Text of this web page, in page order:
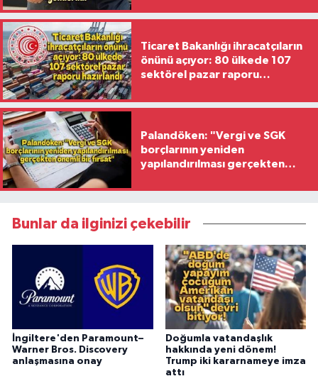
Ticaret Bakanlığı ihracatçıların
önünü açıyor: 80 ülkede 107
sektörel pazar raporu
Palandöken: "Vergi ve SGK
borçlarının yeniden
yapılandırılması gerçekten
Bunlar da ilginizi çekebilir
İngiltere'den Paramount–
Warner Bros. Discovery
anlaşmasına onay
Doğumla vatandaşlık
hakkında yeni dönem!
Trump iki kararnameye imza
attı